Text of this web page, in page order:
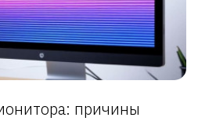
причины